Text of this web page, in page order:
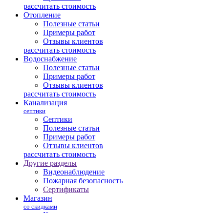
рассчитать стоимость
Отопление
Полезные статьи
Примеры работ
Отзывы клиентов
рассчитать стоимость
Водоснабжение
Полезные статьи
Примеры работ
Отзывы клиентов
рассчитать стоимость
Канализация
септики
Септики
Полезные статьи
Примеры работ
Отзывы клиентов
рассчитать стоимость
Другие разделы
Видеонаблюдение
Пожарная безопасность
Сертификаты
Магазин
со скидками